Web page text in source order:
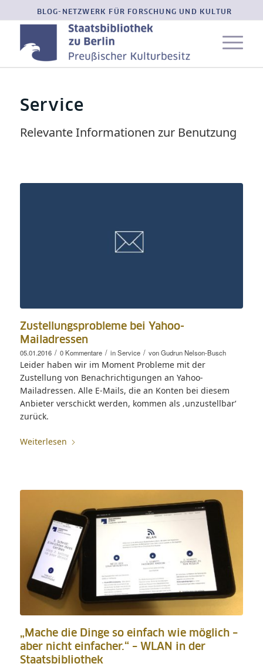
BLOG-NETZWERK FÜR FORSCHUNG UND KULTUR
Service
Relevante Informationen zur Benutzung
Zustellungsprobleme bei Yahoo-
Mailadressen
05.01.2016 / 0 Kommentare / inService / vonGudrun Nelson-Busch
Leider haben wir im Moment Probleme mit der
Zustellung von Benachrichtigungen an Yahoo-
Mailadressen. Alle E-Mails, die an Konten bei diesem
Anbieter verschickt werden, kommen als ‚unzustellbar‘
zurück.
Weiterlesen
„Mache die Dinge so einfach wie möglich –
aber nicht einfacher.“ – WLAN in der
Staatsbibliothek